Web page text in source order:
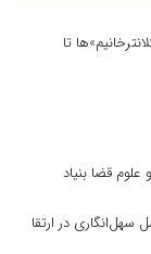
تا
قضا بنیاد
سهل‌انگاری در ارتقا